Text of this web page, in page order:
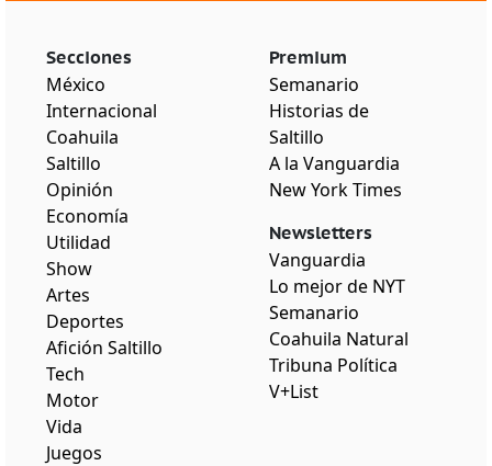
Secciones
México
Internacional
Coahuila
Saltillo
Opinión
Economía
Utilidad
Show
Artes
Deportes
Afición Saltillo
Tech
Motor
Vida
Juegos
Premium
Semanario
Historias de
Saltillo
A la Vanguardia
New York Times
Newsletters
Vanguardia
Lo mejor de NYT
Semanario
Coahuila Natural
Tribuna Política
V+List